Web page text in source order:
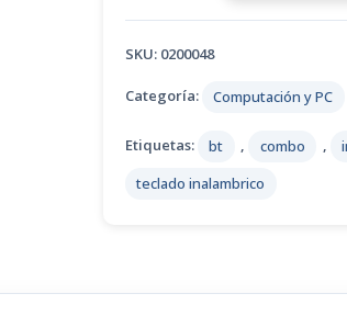
SKU: 0200048
Categoría: Computación y PC
Etiquetas: bt , combo ,
teclado inalambrico